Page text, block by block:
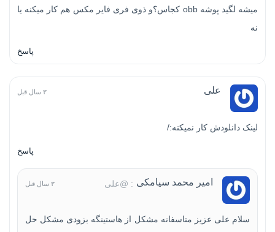
میشه لگید پوشه obb کجاس؟و ذوی فری فایر مکس هم کار میکنه یا
نه
پاسخ
علی ۳ سال قبل
لینک دانلودش کار نمیکنه:/
پاسخ
امیر محمد سیامکی : @علی ۳ سال قبل
سلام علی عزیز متاسفانه مشکل از هاستینگه بزودی مشکل حل